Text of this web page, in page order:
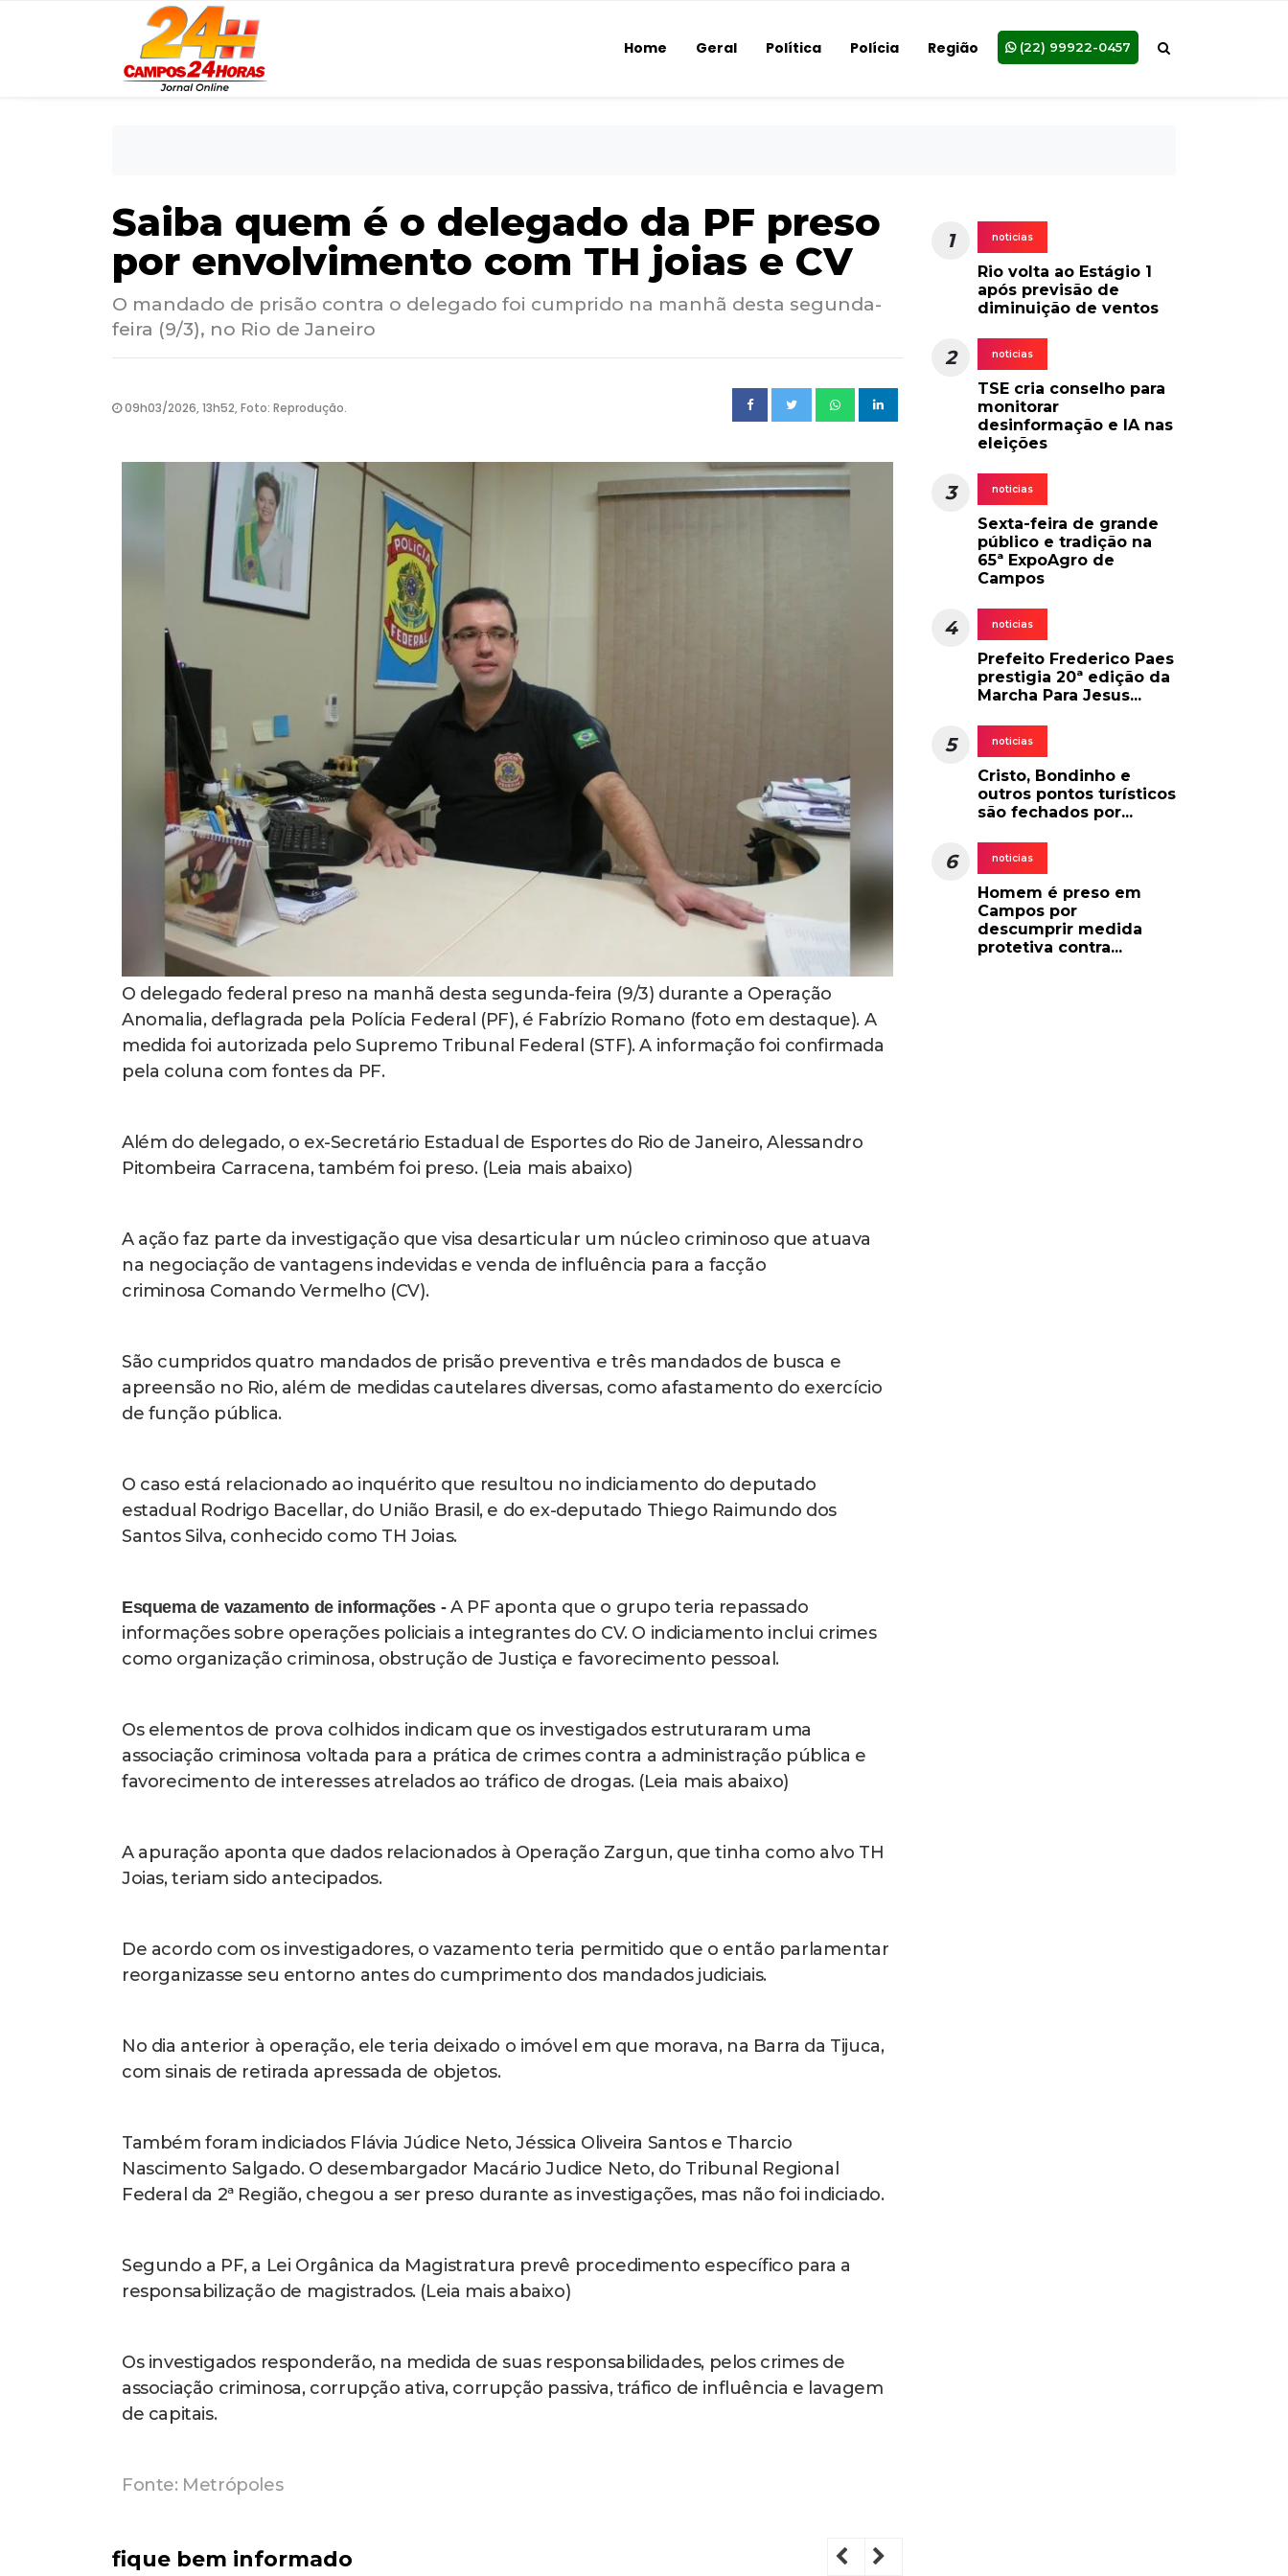
Home Geral Política Polícia Região (22) 99922-0457
Saiba quem é o delegado da PF preso
por envolvimento com TH joias e CV
O mandado de prisão contra o delegado foi cumprido na manhã desta segunda-
feira (9/3), no Rio de Janeiro
09h03/2026, 13h52, Foto: Reprodução.
O delegado federal preso na manhã desta segunda-feira (9/3) durante a Operação
Anomalia, deflagrada pela Polícia Federal (PF), é Fabrízio Romano (foto em destaque). A
medida foi autorizada pelo Supremo Tribunal Federal (STF). A informação foi confirmada
pela coluna com fontes da PF.
Além do delegado, o ex-Secretário Estadual de Esportes do Rio de Janeiro, Alessandro
Pitombeira Carracena, também foi preso. (Leia mais abaixo)
A ação faz parte da investigação que visa desarticular um núcleo criminoso que atuava
na negociação de vantagens indevidas e venda de influência para a facção
criminosa Comando Vermelho (CV).
São cumpridos quatro mandados de prisão preventiva e três mandados de busca e
apreensão no Rio, além de medidas cautelares diversas, como afastamento do exercício
de função pública.
O caso está relacionado ao inquérito que resultou no indiciamento do deputado
estadual Rodrigo Bacellar, do União Brasil, e do ex-deputado Thiego Raimundo dos
Santos Silva, conhecido como TH Joias.
Esquema de vazamento de informações - A PF aponta que o grupo teria repassado
informações sobre operações policiais a integrantes do CV. O indiciamento inclui crimes
como organização criminosa, obstrução de Justiça e favorecimento pessoal.
Os elementos de prova colhidos indicam que os investigados estruturaram uma
associação criminosa voltada para a prática de crimes contra a administração pública e
favorecimento de interesses atrelados ao tráfico de drogas. (Leia mais abaixo)
A apuração aponta que dados relacionados à Operação Zargun, que tinha como alvo TH
Joias, teriam sido antecipados.
De acordo com os investigadores, o vazamento teria permitido que o então parlamentar
reorganizasse seu entorno antes do cumprimento dos mandados judiciais.
No dia anterior à operação, ele teria deixado o imóvel em que morava, na Barra da Tijuca,
com sinais de retirada apressada de objetos.
Também foram indiciados Flávia Júdice Neto, Jéssica Oliveira Santos e Tharcio
Nascimento Salgado. O desembargador Macário Judice Neto, do Tribunal Regional
Federal da 2ª Região, chegou a ser preso durante as investigações, mas não foi indiciado.
Segundo a PF, a Lei Orgânica da Magistratura prevê procedimento específico para a
responsabilização de magistrados. (Leia mais abaixo)
Os investigados responderão, na medida de suas responsabilidades, pelos crimes de
associação criminosa, corrupção ativa, corrupção passiva, tráfico de influência e lavagem
de capitais.
Fonte: Metrópoles
fique bem informado Previous
1 noticias
Rio volta ao Estágio 1
após previsão de
diminuição de ventos
2 noticias
TSE cria conselho para
monitorar
desinformação e IA nas
eleições
3 noticias
Sexta-feira de grande
público e tradição na
65ª ExpoAgro de
Campos
4 noticias
Prefeito Frederico Paes
prestigia 20ª edição da
Marcha Para Jesus...
5 noticias
Cristo, Bondinho e
outros pontos turísticos
são fechados por...
6 noticias
Homem é preso em
Campos por
descumprir medida
protetiva contra...